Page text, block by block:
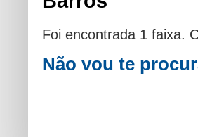
Foi encontrada 1 faixa.
Não vou te